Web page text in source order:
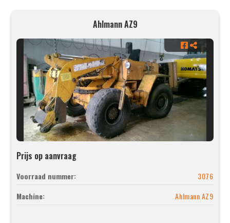
Ahlmann AZ9
Prijs op aanvraag
Voorraad nummer:
3076
Machine:
Ahlmann AZ9